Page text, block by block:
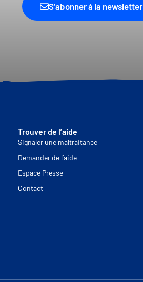
S’abonner à la newsletter
Trouver de l’aide
Signaler une maltraitance
Demander de l’aide
Espace Presse
Contact